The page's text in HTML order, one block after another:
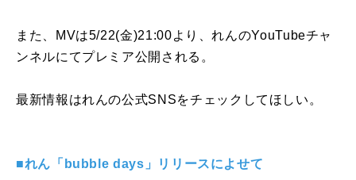
また、MVは5/22(金)21:00より、れんのYouTubeチャ
ンネルにてプレミア公開される。
最新情報はれんの公式SNSをチェックしてほしい。
■れん「bubble days」リリースによせて